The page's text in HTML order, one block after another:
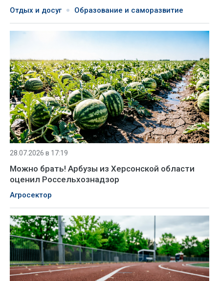
Отдых и досуг Образование и саморазвитие
28.07.2026 в 17:19
Можно брать! Арбузы из Херсонской области
оценил Россельхознадзор
Агросектор